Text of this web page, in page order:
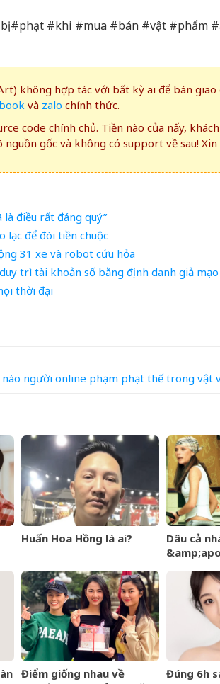
#phạt #khi #mua #bán #vật #phẩm
không hợp tác với bất kỳ ai để bán
và zalo chính thức.
code chính chủ. Tiền nào của nấy,
gốc và không có support về sau! Xin
điều rất đáng quý”
lạc để đòi tiền chuộc
31 xe và robot cứu hỏa
trì tài khoản số bằng định danh giả mạo
thời đại
nào người online phạm phạt thế trong vật
Huấn Hoa Hồng là ai?
Dâu cả
Victoria
Điểm giống nhau về
Đúng 6h